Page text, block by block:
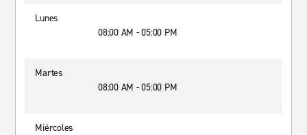
Lunes
08:00 AM - 05:00 PM
Martes
08:00 AM - 05:00 PM
Miércoles